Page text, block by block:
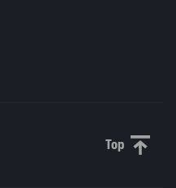
Top Scroll